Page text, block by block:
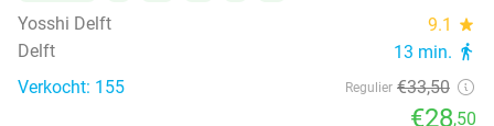
Yosshi Delft
9.1 star
Delft 13 min. directions_walk
Verkocht: 155 Regulier €33,50
€28,50